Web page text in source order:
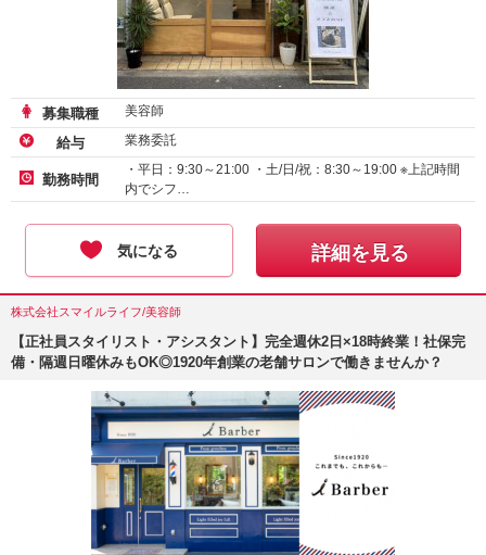
募集職種 美容師
給与 業務委託
勤務時間
・平日：9:30～21:00 ・土/日/祝：8:30～19:00 ※上記時間
内でシフ…
気になる 詳細を見る
株式会社スマイルライフ/美容師
【正社員スタイリスト・アシスタント】完全週休2日×18時終業！社保完
備・隔週日曜休みもOK◎1920年創業の老舗サロンで働きませんか？